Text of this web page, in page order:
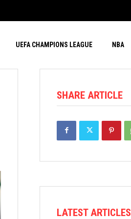
UEFA CHAMPIONS LEAGUE NBA
SHARE ARTICLE
LATEST ARTICLES